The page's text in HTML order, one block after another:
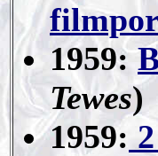
1959:
Tewes)
1959: